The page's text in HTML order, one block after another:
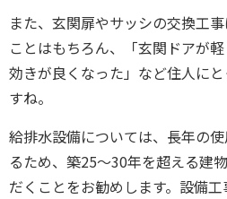
また、玄関扉やサッシの交換工
ことはもちろん、「玄関ドアが
効きが良くなった」など住人に
すね。
給排水設備については、長年の
るため、築25～30年を超える建
だくことをお勧めします。設備